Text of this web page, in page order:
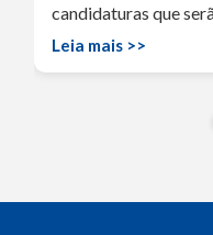
candidaturas que
Leia mais >>